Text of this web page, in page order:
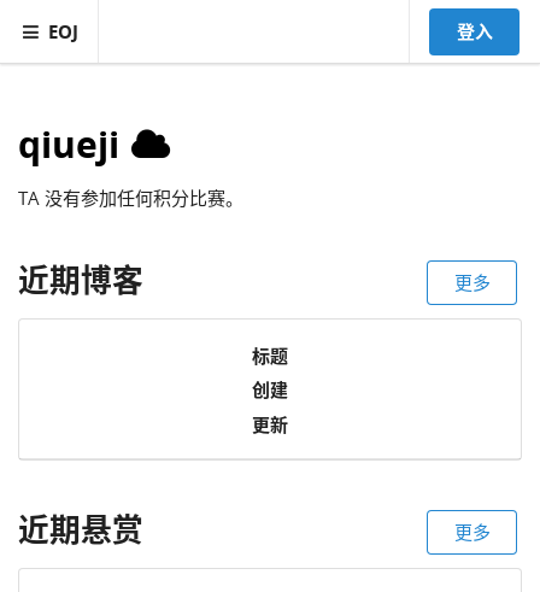
EOJ 登入
qiueji
TA 没有参加任何积分比赛。
近期博客 更多
标题
创建
更新
近期悬赏 更多